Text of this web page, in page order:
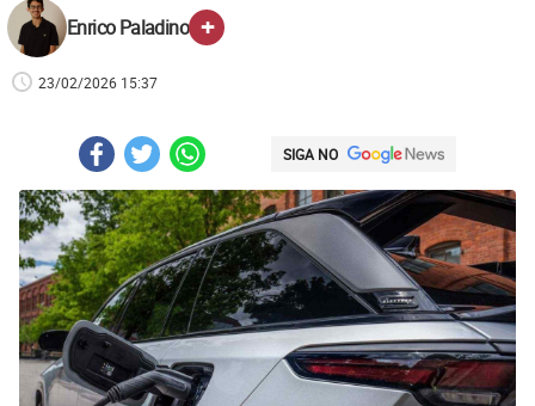
Enrico Paladino +
23/02/2026 15:37
SIGA NO